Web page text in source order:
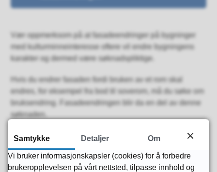
Vær oppmerksom på at fasadeendringer på bygninger
med kulturminneinteresse oftere vil endre bygningens
karakter og dermed være søknadspliktige.
Hvis du endrer fasaden fordi bruken av et rom skal
endres, for eksempel fra bod til soverom, må du søke om
bruksendring. Fasadeendringen blir da en del av denne
søknaden.
Publisert av Bente Rasmussen
Publisert 21.02.2020 08.52
Samtykke Detaljer Om
Vi bruker informasjonskapsler (cookies) for å forbedre
brukeropplevelsen på vårt nettsted, tilpasse innhold og